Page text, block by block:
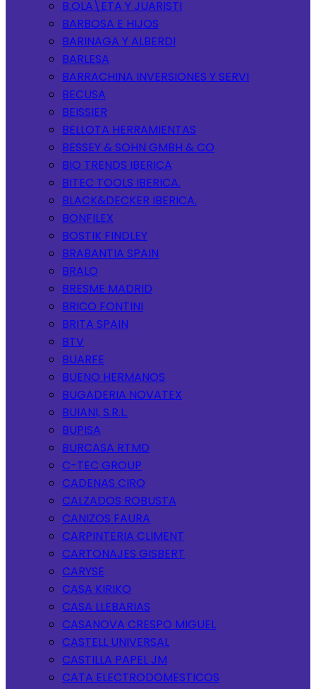
B.OLA\ETA Y JUARISTI
BARBOSA E HIJOS
BARINAGA Y ALBERDI
BARLESA
BARRACHINA INVERSIONES Y SERVI
BECUSA
BEISSIER
BELLOTA HERRAMIENTAS
BESSEY & SOHN GMBH & CO
BIO TRENDS IBERICA
BITEC TOOLS IBERICA.
BLACK&DECKER IBERICA.
BONFILEX
BOSTIK FINDLEY
BRABANTIA SPAIN
BRALO
BRESME MADRID
BRICO FONTINI
BRITA SPAIN
BTV
BUARFE
BUENO HERMANOS
BUGADERIA NOVATEX
BUIANI, S.R.L.
BUPISA
BURCASA RTMD
C-TEC GROUP
CADENAS CIRO
CALZADOS ROBUSTA
CANIZOS FAURA
CARPINTERIA CLIMENT
CARTONAJES GISBERT
CARYSE
CASA KIRIKO
CASA LLEBARIAS
CASANOVA CRESPO MIGUEL
CASTELL UNIVERSAL
CASTILLA PAPEL JM
CATA ELECTRODOMESTICOS